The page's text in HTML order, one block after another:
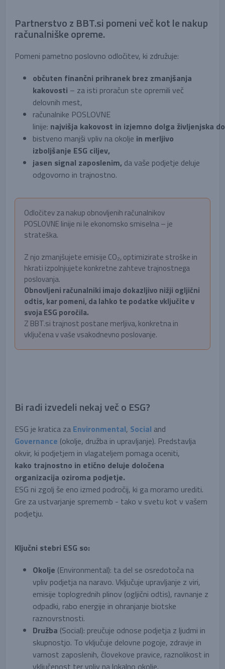
Partnerstvo z BBT.si pomeni več kot le nakup
računalniške opreme.
Pomeni pametno poslovno odločitev, ki združuje:
občuten finančni prihranek brez zmanjšanja
kakovosti – za isti proračun ste opremili več
delovnih mest,
računalnike POSLOVNE
linije: najvišja kakovost in izjemno dolga življenjska
bistveno manjši vpliv na okolje in merljivo
izboljšanje ESG ciljev,
jasen signal zaposlenim, da vaše podjetje deluje
odgovorno in trajnostno.
Odločitev za nakup obnovljenih računalnikov
POSLOVNE linije ni le ekonomsko smiselna – je
strateška.
Z njo zmanjšujete emisije CO₂, optimizirate stroške in
hkrati izpolnjujete konkretne zahteve trajnostnega
poslovanja.
Obnovljeni računalniki imajo dokazljivo nižji ogljični
odtis, kar pomeni, da lahko te podatke vključite v
svoja ESG poročila.
Z BBT.si trajnost postane merljiva, konkretna in
vključena v vaše vsakodnevno poslovanje.
Bi radi izvedeli nekaj več o ESG?
ESG je kratica za Environmental, Social and
Governance (okolje, družba in upravljanje). Predstavlja
okvir, ki podjetjem in vlagateljem pomaga oceniti,
kako trajnostno in etično deluje določena
organizacija oziroma podjetje.
ESG ni zgolj še eno izmed področij, ki ga moramo urediti.
Gre za ustvarjanje sprememb - tako v svetu kot v vašem
podjetju.
Ključni stebri ESG so:
Okolje (Environmental): ta del se osredotoča na
vpliv podjetja na naravo. Vključuje upravljanje z viri,
emisije toplogrednih plinov (ogljični odtis), ravnanje z
odpadki, rabo energije in ohranjanje biotske
raznovrstnosti.
Družba (Social): preučuje odnose podjetja z ljudmi in
skupnostjo. To vključuje delovne pogoje, zdravje in
varnost zaposlenih, človekove pravice, raznolikost in
vključenost ter vpliv na lokalno okolje.